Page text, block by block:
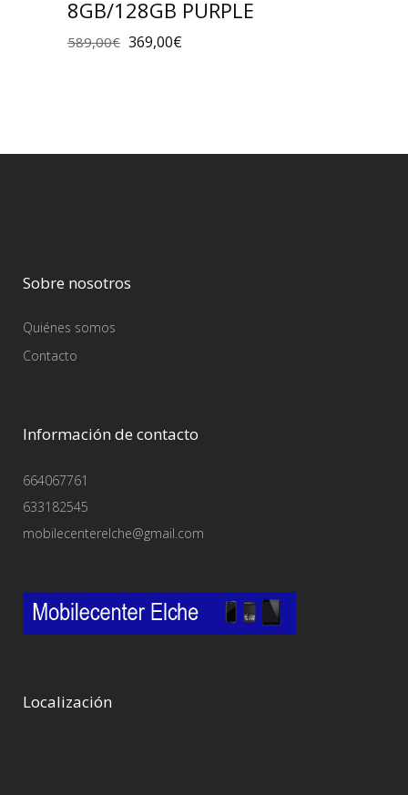
8GB/128GB PURPLE
589,00€ 369,00€
Sobre nosotros
Quiénes somos
Contacto
Información de contacto
664067761
633182545
mobilecenterelche@gmail.com
Localización